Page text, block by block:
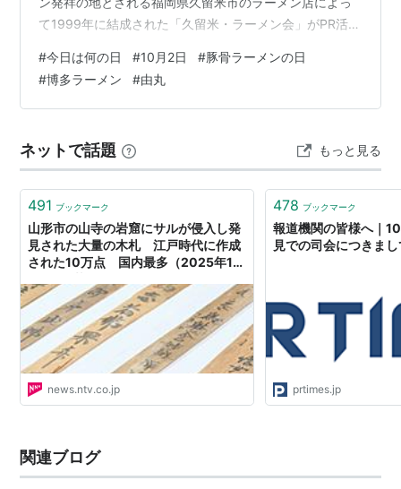
http://www.d4.dion.ne.jp/~warapon/data02/media
リスト ： リスト::○月○日
て1999年に結成された「久留米・ラーメン会」がPR活動
リ辛とんこつねぎラーメン＞ 博多に初めて足を運んだ際
🚃、博多とんこつラーメンの美味しさに感動したのは、
もう遠い昔のこと...😢 今や全国津々浦々🗾にある豚骨ラ
ッと食べ歩いたラーメン店から『博多らーめん由丸』(以
下、由丸)につい…
#今日は何の日 #10月2日 #豚骨ラーメンの日
#博多ラーメン #由丸
ネットで話題 もっと見る
491 ブックマーク
山形市の山寺の岩窟にサルが侵入し発
見された大量の木札 江戸時代に作成
された10万点 国内最多（2025年10
news.ntv.co.jp
478 ブックマーク
報道機関の皆様へ｜
見での司会につきま
prtimes.jp
関連ブログ